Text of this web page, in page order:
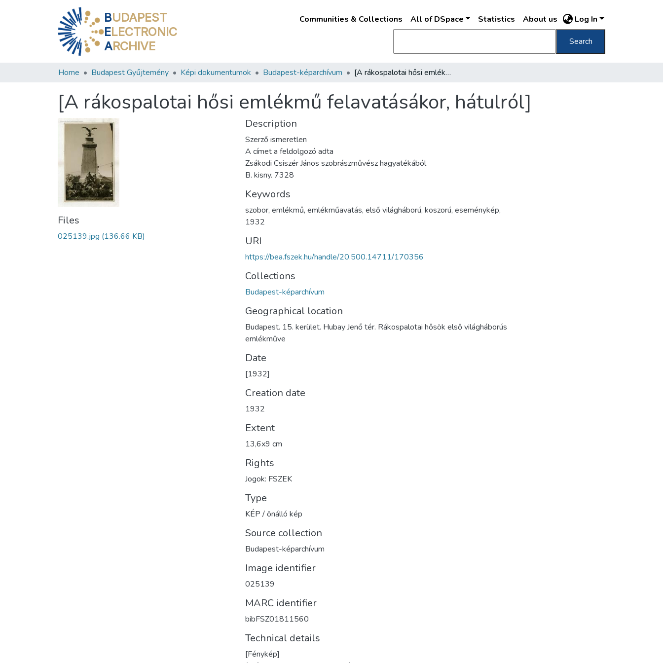
BUDAPEST
ELECTRONIC
ARCHIVE
Communities & Collections All of DSpace Statistics About us Log In
Search
Home Budapest Gyűjtemény Képi dokumentumok Budapest-képarchívum [A rákospalotai hősi emlékmű felavatásákor, hátulról]
[A rákospalotai hősi emlékmű felavatásákor, hátulról]
Files
025139.jpg (136.66 KB)
Description
Szerző ismeretlen
A címet a feldolgozó adta
Zsákodi Csiszér János szobrászművész hagyatékából
B. kisny. 7328
Keywords
szobor, emlékmű, emlékműavatás, első világháború, koszorú, eseménykép,
1932
URI
https://bea.fszek.hu/handle/20.500.14711/170356
Collections
Budapest-képarchívum
Geographical location
Budapest. 15. kerület. Hubay Jenő tér. Rákospalotai hősök első világháborús
emlékműve
Date
[1932]
Creation date
1932
Extent
13,6x9 cm
Rights
Jogok: FSZEK
Type
KÉP / önálló kép
Source collection
Budapest-képarchívum
Image identifier
025139
MARC identifier
bibFSZ01811560
Technical details
[Fénykép]